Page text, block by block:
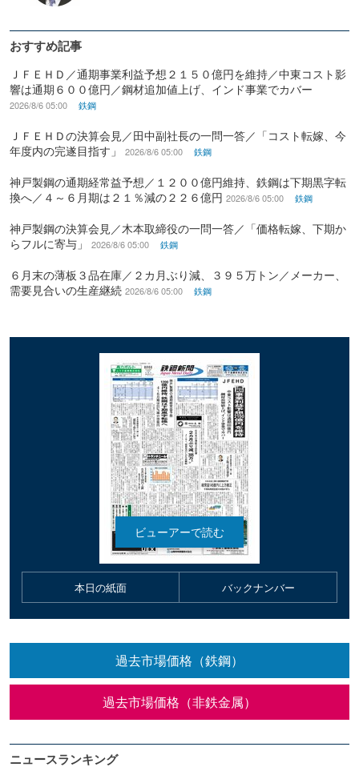
おすすめ記事
ＪＦＥＨＤ／通期事業利益予想２１５０億円を維持／中東コスト影
響は通期６００億円／鋼材追加値上げ、インド事業でカバー
2026/8/6 05:00 鉄鋼
ＪＦＥＨＤの決算会見／田中副社長の一問一答／「コスト転嫁、今
年度内の完遂目指す」
2026/8/6 05:00 鉄鋼
神戸製鋼の通期経常益予想／１２００億円維持、鉄鋼は下期黒字転
換へ／４～６月期は２１％減の２２６億円 2026/8/6 05:00 鉄鋼
神戸製鋼の決算会見／木本取締役の一問一答／「価格転嫁、下期か
らフルに寄与」
2026/8/6 05:00 鉄鋼
６月末の薄板３品在庫／２カ月ぶり減、３９５万トン／メーカー、
需要見合いの生産継続 2026/8/6 05:00 鉄鋼
本日の紙面 バックナンバー
過去市場価格（鉄鋼）
過去市場価格（非鉄金属）
ニュースランキング